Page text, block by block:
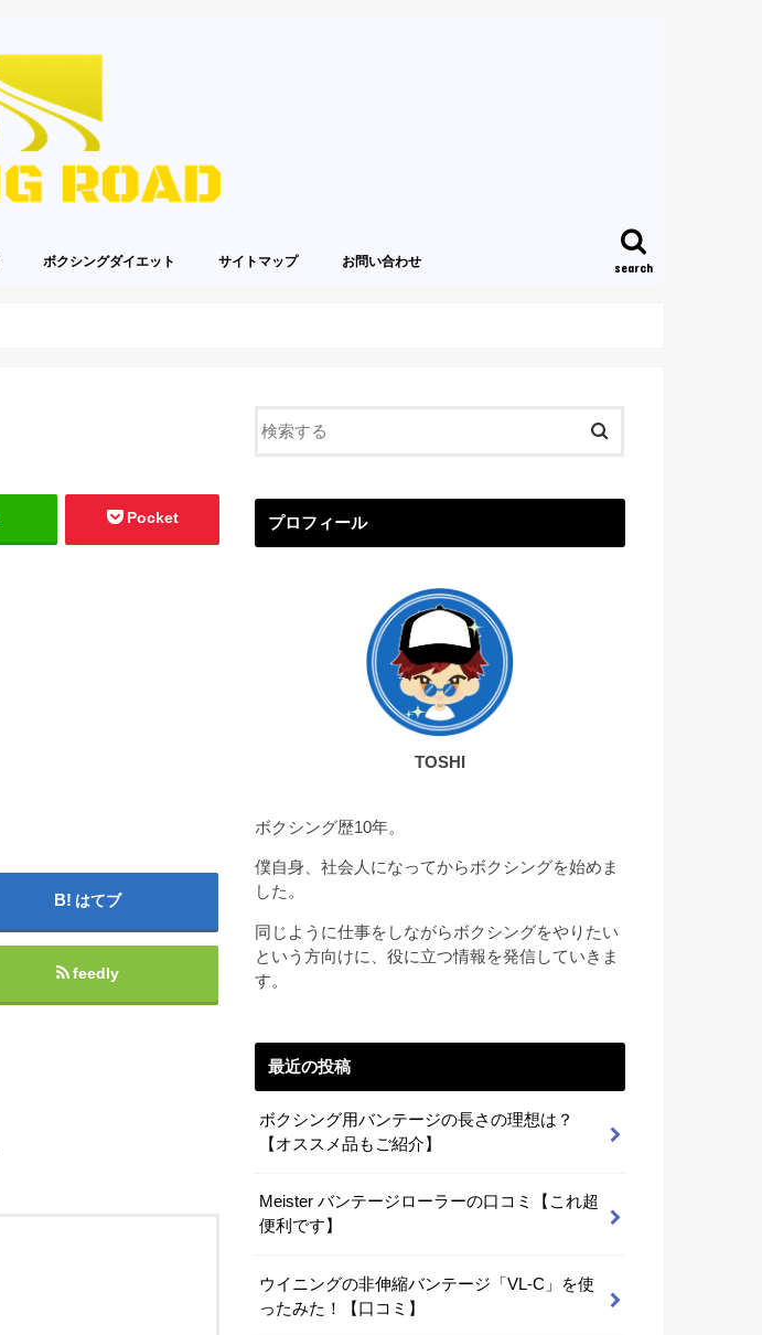
search
ボクシングダイエット サイトマップ お問い合わせ
Pocket
はてブ
feedly
プロフィール
TOSHI
ボクシング歴10年。
僕自身、社会人になってからボクシングを始めま
した。
同じように仕事をしながらボクシングをやりたい
という方向けに、役に立つ情報を発信していきま
す。
最近の投稿
ボクシング用バンテージの長さの理想は？
【オススメ品もご紹介】
Meister バンテージローラーの口コミ【これ超
便利です】
ウイニングの非伸縮バンテージ「VL-C」を使
ったみた！【口コミ】